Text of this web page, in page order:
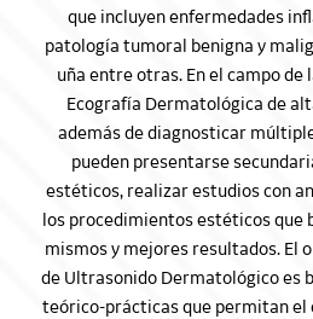
que incluyen enfermedades
patología tumoral benigna y
uña entre otras. En el campo
Ecografía Dermatológica de
además de diagnosticar
pueden presentarse
estéticos, realizar estudios con
los procedimientos estéticos que
mismos y mejores resultados. El
de Ultrasonido Dermatológico es
teórico-prácticas que permitan el